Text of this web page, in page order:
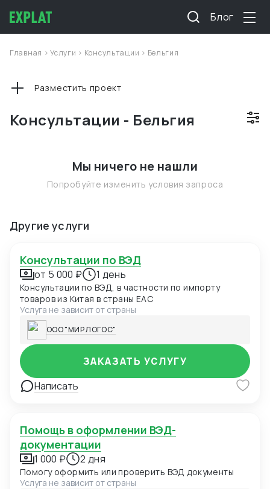
Блог
Главная >Услуги > Консультации > Бельгия
Консультации - Бельгия
Разместить проект
Мы ничего не нашли
Попробуйте изменить условия запроса
Другие услуги
Консультации по ВЭД
от 5 000 ₽ 1 день
Консультации по ВЭД, в частности по импорту
товаров из Китая в страны ЕАС
Услуга не зависит от страны
ООО "МИР ЛОГОС"
Написать
ЗАКАЗАТЬ УСЛУГУ
Помощь в оформлении ВЭД-
документации
1 000 ₽ 2 дня
Помогу оформить или проверить ВЭД документы
Услуга не зависит от страны